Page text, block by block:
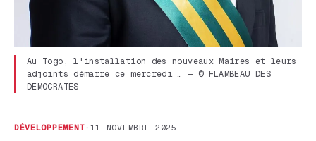
Au Togo, l'installation des nouveaux Maires et leurs
adjoints démarre ce mercredi … — © FLAMBEAU DES
DEMOCRATES
DÉVELOPPEMENT · 11 NOVEMBRE 2025